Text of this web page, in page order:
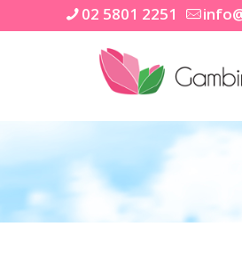
02 5801 2251